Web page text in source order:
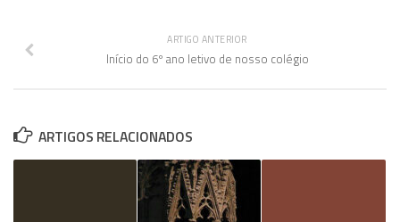
ARTIGO ANTERIOR
Início do 6º ano letivo de nosso colégio
ARTIGOS RELACIONADOS